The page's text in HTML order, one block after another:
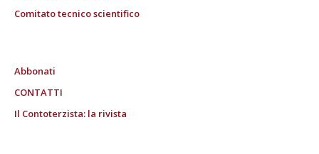
Comitato tecnico scientifico
Abbonati
CONTATTI
Il Contoterzista: la rivista